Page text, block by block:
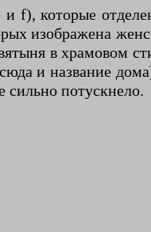
f), которые
изображена
в храмовом
и название
сильно потускнело.